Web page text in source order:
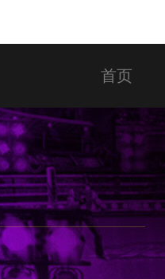
首页